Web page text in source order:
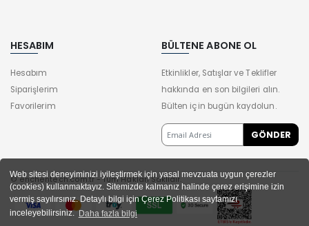
Web sitesi deneyiminizi iyileştirmek için yasal mevzuata uygun çerezler
(cookies) kullanmaktayız. Sitemizde kalmanız halinde çerez erişimine izin
vermiş sayılırsınız. Detaylı bilgi için Çerez Politikası sayfamızı
inceleyebilirsiniz.Daha fazla bilgi
HESABIM
Hesabım
Siparişlerim
Favorilerim
BÜLTENE ABONE OL
Etkinlikler, Satışlar ve Teklifler
hakkında en son bilgileri alın.
Bülten için bugün kaydolun.
© enchentech.com.tr - Tüm Hakları Saklıdır.